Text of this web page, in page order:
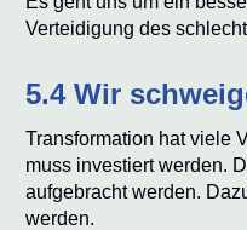
Verteidigung des
5.4 Wir
Transformation hat viele
muss investiert werden.
aufgebracht werden.
werden.